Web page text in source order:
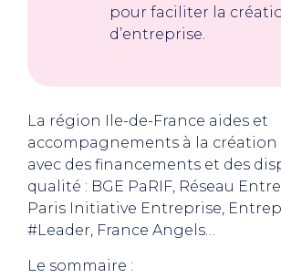
pour faciliter la
d’entreprise.
La région Ile-de-France aides et
accompagnements à la création
avec des financements et des
qualité : BGE PaRIF, Réseau
Paris Initiative Entreprise,
#Leader, France Angels…
Le sommaire :